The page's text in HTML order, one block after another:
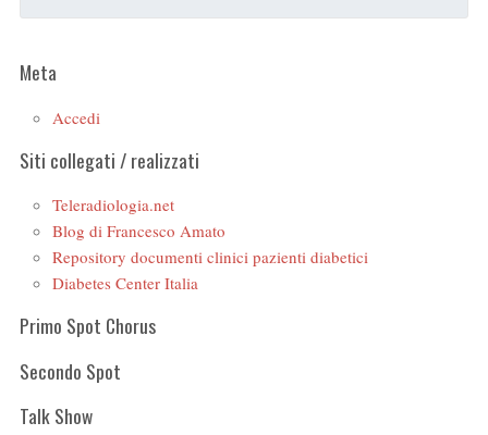
Meta
Accedi
Siti collegati / realizzati
Teleradiologia.net
Blog di Francesco Amato
Repository documenti clinici pazienti diabetici
Diabetes Center Italia
Primo Spot Chorus
Secondo Spot
Talk Show